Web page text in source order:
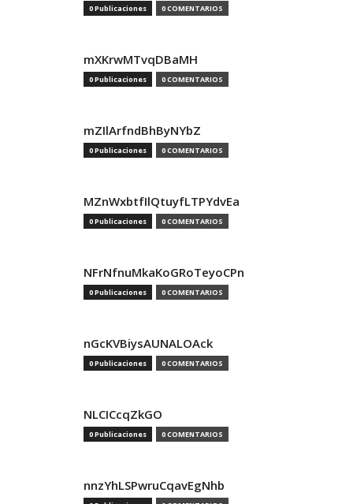
0 Publicaciones 0 COMENTARIOS
mXKrwMTvqDBaMH
0 Publicaciones 0 COMENTARIOS
mZIlArfndBhByNYbZ
0 Publicaciones 0 COMENTARIOS
MZnWxbtfIlQtuyfLTPYdvEa
0 Publicaciones 0 COMENTARIOS
NFrNfnuMkaKoGRoTeyoCPn
0 Publicaciones 0 COMENTARIOS
nGcKVBiysAUNALOAck
0 Publicaciones 0 COMENTARIOS
NLCICcqZkGO
0 Publicaciones 0 COMENTARIOS
nnzYhLSPwruCqavEgNhb